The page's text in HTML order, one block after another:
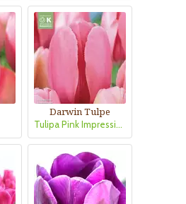
Darwin Tulpe
Tulipa Pink Impression